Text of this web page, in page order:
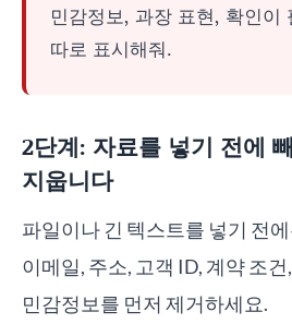
민감정보, 과장 표현, 확인이
따로 표시해줘.
2단계: 자료를 넣기 전에
지웁니다
파일이나 긴 텍스트를 넣기 전
이메일, 주소, 고객 ID, 계약 조
민감정보를 먼저 제거하세요.